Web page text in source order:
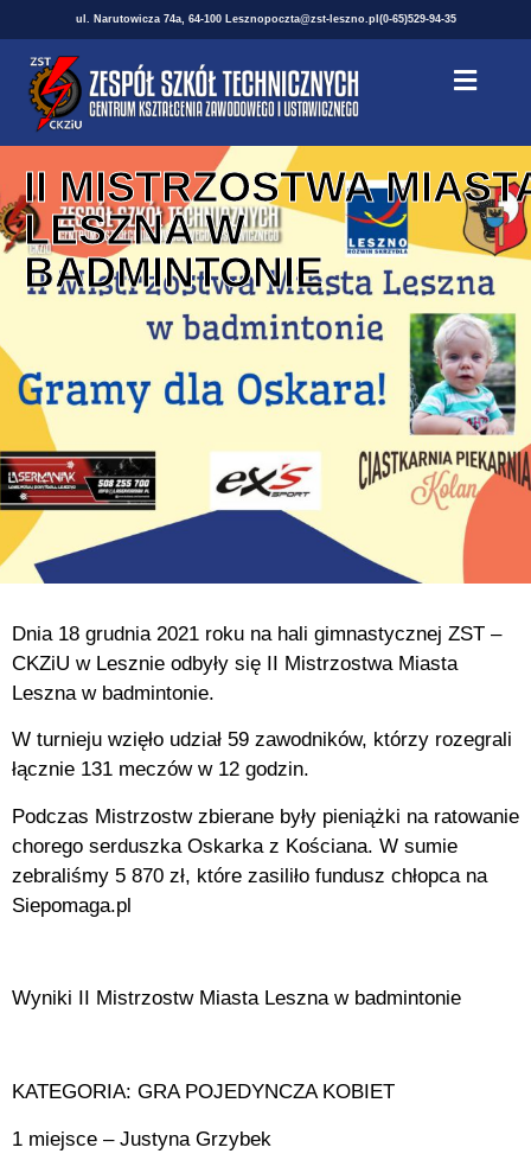
ul. Narutowicza 74a, 64-100 Lesznopoczta@zst-leszno.pl (0-65)529-94-35
II MISTRZOSTWA
LESZNA W
BADMINTONIE
Dnia 18 grudnia 2021 roku na hali gimnastycznej ZST –
CKZiU w Lesznie odbyły się II Mistrzostwa Miasta
Leszna w badmintonie.
W turnieju wzięło udział 59 zawodników, którzy rozegrali
łącznie 131 meczów w 12 godzin.
Podczas Mistrzostw zbierane były pieniążki na ratowanie
chorego serduszka Oskarka z Kościana. W sumie
zebraliśmy 5 870 zł, które zasiliło fundusz chłopca na
Siepomaga.pl
Wyniki II Mistrzostw Miasta Leszna w badmintonie
KATEGORIA: GRA POJEDYNCZA KOBIET
1 miejsce – Justyna Grzybek